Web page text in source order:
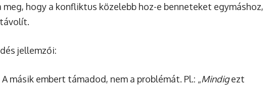
hogy a konfliktus közelebb hoz-e benneteket egymáshoz,
jellemzői:
A másik embert támadod, nem a problémát. Pl.: „Mindigezt